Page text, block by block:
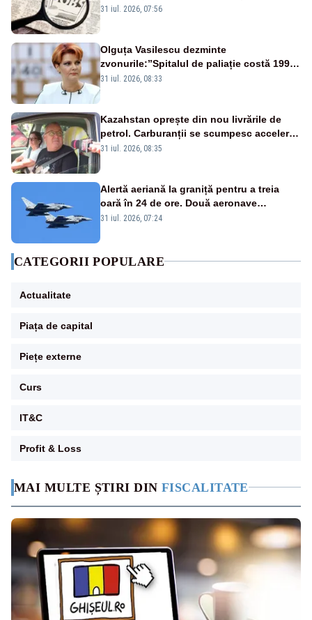
MAI MULTE ȘTIRI DIN FISCALITATE
31 iul. 2026, 07:56
Olguța Vasilescu dezminte
zvonurile:”Spitalul de paliație costă 199
de milioane de euro, nu 500 de milioane”
31 iul. 2026, 08:33
Kazahstan oprește din nou livrările de
petrol. Carburanții se scumpesc accelerat,
iar românii plătesc nota de plată
31 iul. 2026, 08:35
Alertă aeriană la graniță pentru a treia
oară în 24 de ore. Două aeronave
Eurofighter britanice au fost ridicate de la
31 iul. 2026, 07:24
CATEGORII POPULARE
Actualitate
Piața de capital
Piețe externe
Curs
IT&C
Profit & Loss